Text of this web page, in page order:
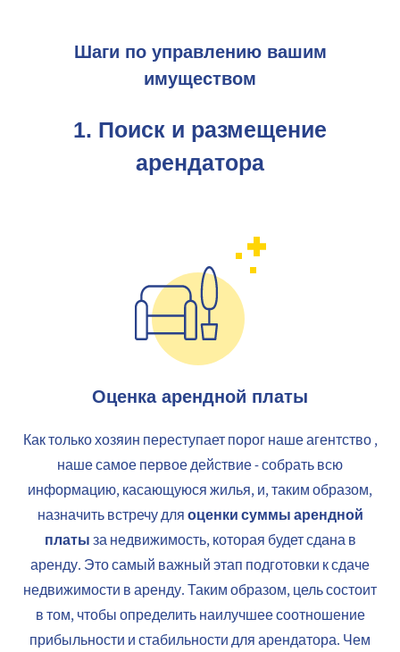
Шаги по управлению вашим
имуществом
1. Поиск и размещение
арендатора
Оценка арендной платы
Как только хозяин переступает порог наше агентство,
наше самое первое действие - собрать всю
информацию, касающуюся жилья, и, таким образом,
назначить встречу для оценки суммы арендной
платы за недвижимость, которая будет сдана в
аренду. Это самый важный этап подготовки к сдаче
недвижимости в аренду. Таким образом, цель состоит
в том, чтобы определить наилучшее соотношение
прибыльности и стабильности для арендатора. Чем